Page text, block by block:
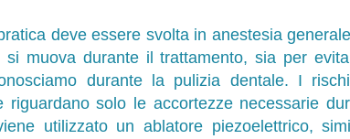
deve essere svolta in anestesia
si muova durante il trattamento, sia per
durante la pulizia dentale. I
solo le accortezze necessarie
utilizzato un ablatore piezoelettrico,